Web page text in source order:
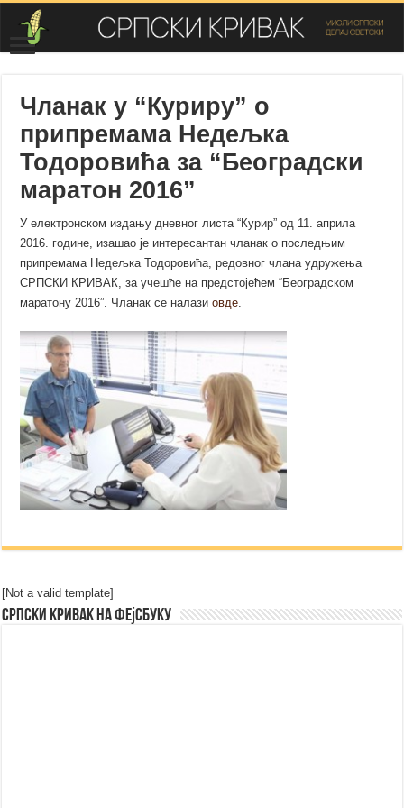
Чланак у “Куриру” о
припремама Недељка
Тодоровића за “Београдски
маратон 2016”
У електронском издању дневног листа “Курир” од 11. априла
2016. године, изашао је интересантан чланак о последњим
припремама Недељка Тодоровића, редовног члана удружења
СРПСКИ КРИВАК, за учешће на предстојећем “Београдском
маратону 2016”. Чланак се налазиовде
[Not a valid template]
Српски Кривак на Фејсбуку